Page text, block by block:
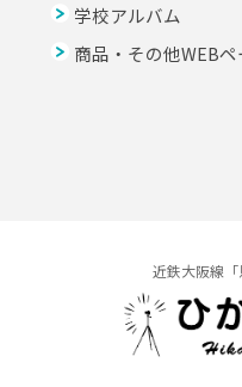
学校アルバム
商品・その他WEB
近鉄大阪線